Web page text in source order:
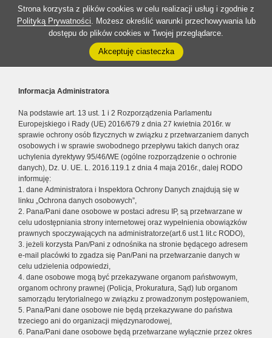
Strona korzysta z plików cookies w celu realizacji usług i zgodnie z
Polityką Prywatności. Możesz określić warunki przechowywania lub
dostępu do plików cookies w Twojej przeglądarce.
Akceptuję ciasteczka
Informacja Administratora
Na podstawie art. 13 ust. 1 i 2 Rozporządzenia Parlamentu
Europejskiego i Rady (UE) 2016/679 z dnia 27 kwietnia 2016r. w
sprawie ochrony osób fizycznych w związku z przetwarzaniem danych
osobowych i w sprawie swobodnego przepływu takich danych oraz
uchylenia dyrektywy 95/46/WE (ogólne rozporządzenie o ochronie
danych), Dz. U. UE. L. 2016.119.1 z dnia 4 maja 2016r., dalej RODO
informuję:
1. dane Administratora i Inspektora Ochrony Danych znajdują się w
linku „Ochrona danych osobowych”,
2. Pana/Pani dane osobowe w postaci adresu IP, są przetwarzane w
celu udostępniania strony internetowej oraz wypełnienia obowiązków
prawnych spoczywających na administratorze(art.6 ust.1 lit.c RODO),
3. jeżeli korzysta Pan/Pani z odnośnika na stronie będącego adresem
e-mail placówki to zgadza się Pan/Pani na przetwarzanie danych w
celu udzielenia odpowiedzi,
4. dane osobowe mogą być przekazywane organom państwowym,
organom ochrony prawnej (Policja, Prokuratura, Sąd) lub organom
samorządu terytorialnego w związku z prowadzonym postępowaniem,
5. Pana/Pani dane osobowe nie będą przekazywane do państwa
trzeciego ani do organizacji międzynarodowej,
6. Pana/Pani dane osobowe będą przetwarzane wyłącznie przez okres